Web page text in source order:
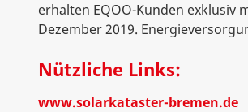
erhalten EQOO-Kunden exklusiv
Dezember 2019.
Nützliche Links:
www.solarkataster-bremen.de